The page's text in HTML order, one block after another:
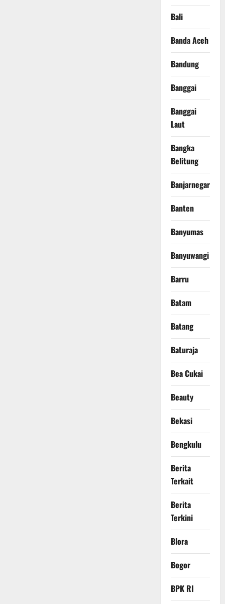
Bali
Banda Aceh
Bandung
Banggai
Banggai
Laut
Bangka
Belitung
Banjarnegara
Banten
Banyumas
Banyuwangi
Barru
Batam
Batang
Baturaja
Bea Cukai
Beauty
Bekasi
Bengkulu
Berita
Terkait
Berita
Terkini
Blora
Bogor
BPK RI